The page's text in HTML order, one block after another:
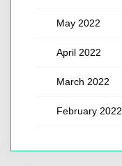
May 2022
April 2022
March 2022
February 2022